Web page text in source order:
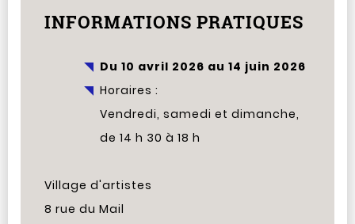
INFORMATIONS PRATIQUES
Du 10 avril 2026 au 14 juin 2026
Horaires :
Vendredi, samedi et dimanche,
de 14 h 30 à 18 h
Village d'artistes
8 rue du Mail